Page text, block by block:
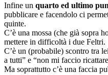
Infine un quarto ed ultimo
pubblicare e facendolo ci
quinte.
C’è una mossa (che già sopra
mettere in difficoltà i due Feltri.
C’è un (probabile) scontro tra
a tutti” e “non mi faccio
Ma soprattutto c’è una faccia